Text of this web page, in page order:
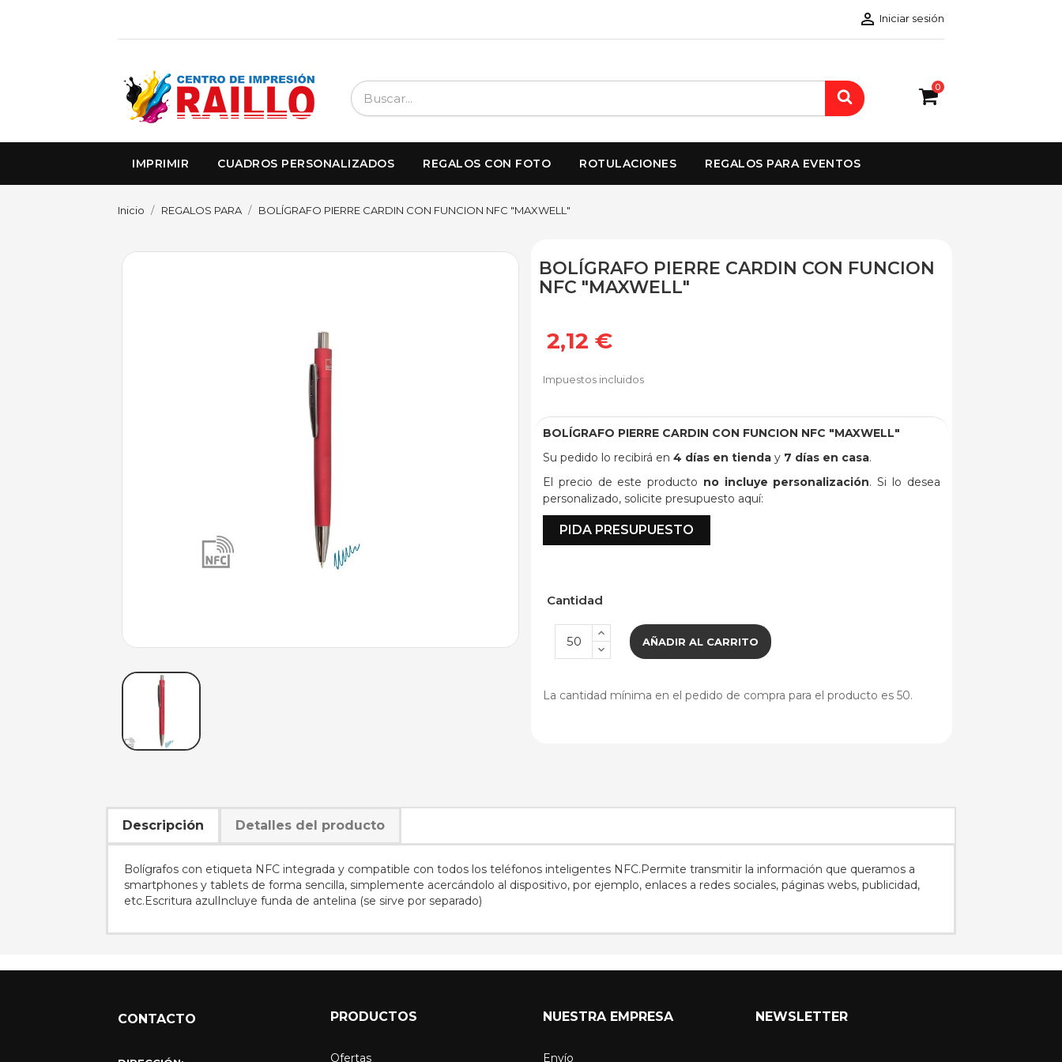
 Iniciar sesión
0
IMPRIMIR CUADROS PERSONALIZADOS REGALOS CON FOTO ROTULACIONES REGALOS PARA EVENTOS
Inicio REGALOS PARA BOLÍGRAFO PIERRE CARDIN CON FUNCION NFC "MAXWELL"
BOLÍGRAFO PIERRE CARDIN CON FUNCION
NFC "MAXWELL"
2,12 €
Impuestos incluidos
BOLÍGRAFO PIERRE CARDIN CON FUNCION NFC "MAXWELL"
Su pedido lo recibirá en 4 días en tienda y 7 días en casa.
El precio de este producto no incluye personalización. Si lo desea
personalizado, solicite presupuesto aquí:
PIDA PRESUPUESTO
Cantidad
AÑADIR AL CARRITO
La cantidad mínima en el pedido de compra para el producto es 50.
Descripción Detalles del producto
Bolígrafos con etiqueta NFC integrada y compatible con todos los teléfonos inteligentes NFC.Permite transmitir la información que queramos a
smartphones y tablets de forma sencilla, simplemente acercándolo al dispositivo, por ejemplo, enlaces a redes sociales, páginas webs, publicidad,
etc.Escritura azulIncluye funda de antelina (se sirve por separado)
CONTACTO PRODUCTOS
Ofertas
NUESTRA EMPRESA
Envío
NEWSLETTER